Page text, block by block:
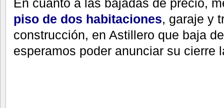
piso de dos habitaciones, garaje y
construcción, en Astillero que baja
esperamos poder anunciar su cierre